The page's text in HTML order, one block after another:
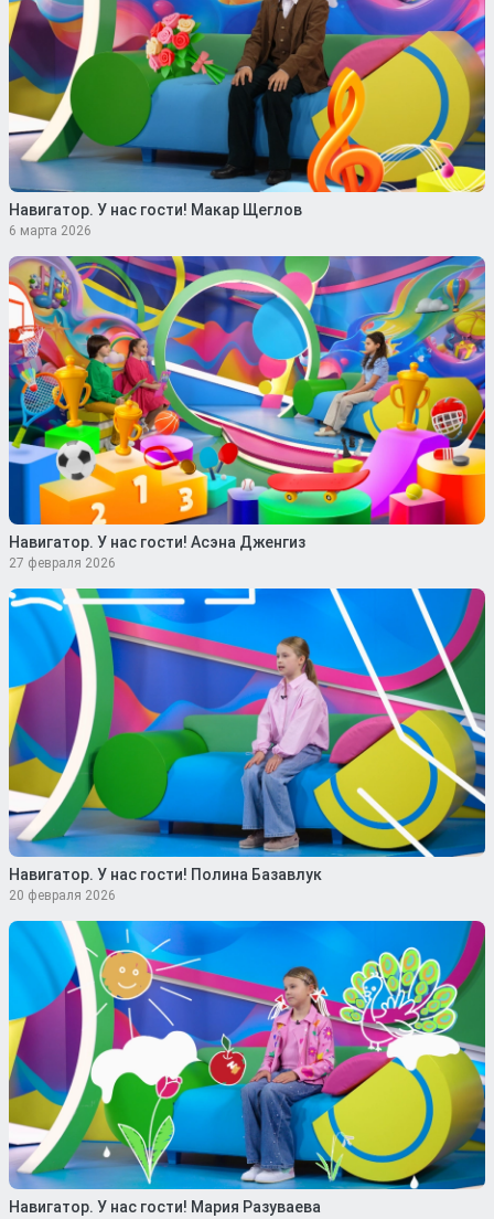
Навигатор. У нас гости! Макар Щеглов
6 марта 2026
Навигатор. У нас гости! Асэна Дженгиз
27 февраля 2026
Навигатор. У нас гости! Полина Базавлук
20 февраля 2026
Навигатор. У нас гости! Мария Разуваева